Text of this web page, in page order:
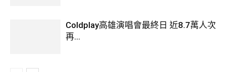
Coldplay高雄演唱會最終日 近8.7萬人次
再...